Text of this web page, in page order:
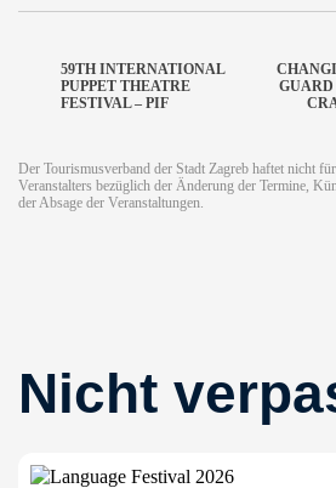
59TH INTERNATIONAL
PUPPET THEATRE
FESTIVAL – PIF
GUARD
Der Tourismusverband der Stadt Zagreb haftet nicht
Veranstalters bezüglich der Änderung der Termine,
der Absage der Veranstaltungen.
Nicht